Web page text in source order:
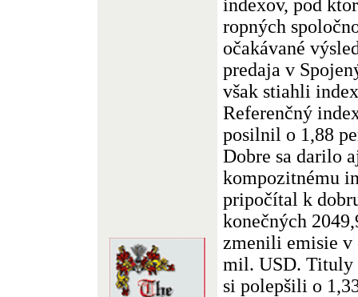
indexov, pod
ropných
očakávané
predaja v
však stiahli
Referenčný
posilnil o 1,88
Dobre sa darilo
kompozitnému
pripočítal k
konečných
zmenili emisie v
mil. USD. Tituly
si polepšili o